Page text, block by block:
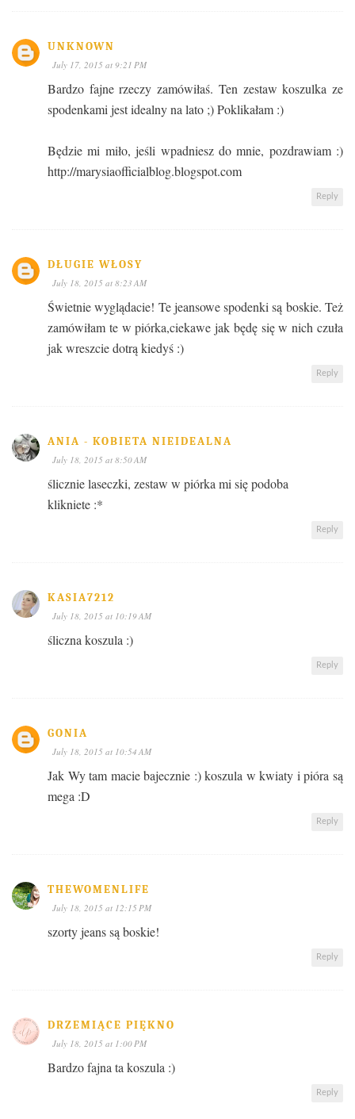
UNKNOWN
July 17, 2015 at 9:21 PM
Bardzo fajne rzeczy zamówiłaś. Ten zestaw koszulka ze
spodenkami jest idealny na lato ;) Poklikałam :)
Będzie mi miło, jeśli wpadniesz do mnie, pozdrawiam :)
http://marysiaofficialblog.blogspot.com
Reply
DŁUGIE WŁOSY
July 18, 2015 at 8:23 AM
Świetnie wyglądacie! Te jeansowe spodenki są boskie. Też
zamówiłam te w piórka,ciekawe jak będę się w nich czuła
jak wreszcie dotrą kiedyś :)
Reply
ANIA - KOBIETA NIEIDEALNA
July 18, 2015 at 8:50 AM
ślicznie laseczki, zestaw w piórka mi się podoba
klikniete :*
Reply
KASIA7212
July 18, 2015 at 10:19 AM
śliczna koszula :)
Reply
GONIA
July 18, 2015 at 10:54 AM
Jak Wy tam macie bajecznie :) koszula w kwiaty i pióra są
mega :D
Reply
THEWOMENLIFE
July 18, 2015 at 12:15 PM
szorty jeans są boskie!
Reply
DRZEMIĄCE PIĘKNO
July 18, 2015 at 1:00 PM
Bardzo fajna ta koszula :)
Reply